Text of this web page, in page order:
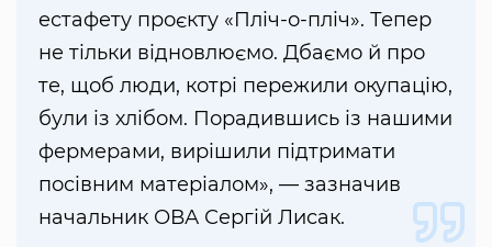
естафету проєкту «Пліч-о-пліч». Тепер
не тільки відновлюємо. Дбаємо й про
те, щоб люди, котрі пережили окупацію,
були із хлібом. Порадившись із нашими
фермерами, вирішили підтримати
посівним матеріалом», — зазначив
начальник ОВА Сергій Лисак.